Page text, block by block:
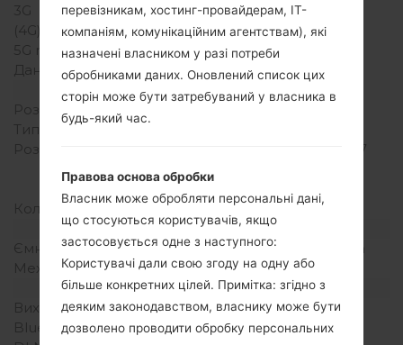
3G
-
(4G) LTE
-
5G network
-
Дані
GPRS/EDGE
Дисплей
Розмір екрану
2.8 in
Тип екрану
Розширення екрану
400 x 240 пікселів (~167
Кольори екрану
256K кольорів
Акамулятор і клавіатура
Ємність акумулятора
Зємний Li-Ion 900 mAh
Механічна клавіатура
Так
Інтерфейси
Вихід для аудіо
-
Bluetooth
USB 2.0, A2DP
перевізникам, хостинг-провайдерам, ІТ-
компаніям, комунікаційним агентствам), які
назначені власником у разі потреби
обробниками даних. Оновлений список цих
сторін може бути затребуваний у власника в
будь-який час.
Правова основа обробки
Власник може обробляти персональні дані,
що стосуються користувачів, якщо
застосовується одне з наступного:
Користувачі дали свою згоду на одну або
більше конкретних цілей. Примітка: згідно з
деяким законодавством, власнику може бути
дозволено проводити обробку персональних